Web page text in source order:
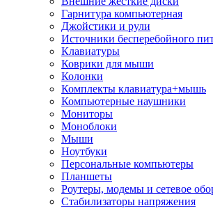
Гарнитура компьютерная
Джойстики и рули
Источники бесперебойного
Клавиатуры
Коврики для мыши
Колонки
Комплекты клавиатура+мышь
Компьютерные наушники
Мониторы
Моноблоки
Мыши
Ноутбуки
Персональные компьютеры
Планшеты
Роутеры, модемы и сетевое
Стабилизаторы напряжения